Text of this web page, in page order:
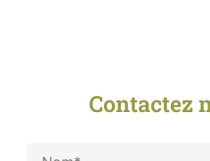
Contactez